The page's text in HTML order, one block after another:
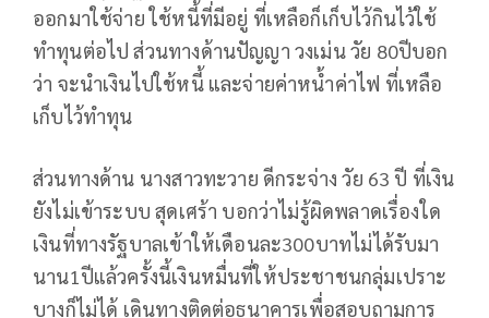
ออกมาใช้จ่าย ใช้หนี้ที่มีอยู่ ที่เหลือก็เก็บไว้กินไว้ใช้
ทำทุนต่อไป ส่วนทางด้านปัญญา วงเม่น วัย 80ปีบอก
ว่า จะนำเงินไปใช้หนี้ และจ่ายค่าหน้ำค่าไฟ ที่เหลือ
เก็บไว้ทำทุน
ส่วนทางด้าน นางสาวทะวาย ดีกระจ่าง วัย 63 ปี ที่เงิน
ยังไม่เข้าระบบ สุดเศร้า บอกว่าไม่รู้ผิดพลาดเรื่องใด
เงินที่ทางรัฐบาลเข้าให้เดือนละ300บาทไม่ได้รับมา
นาน1ปีแล้วครั้งนี้เงินหมื่นที่ให้ประชาชนกลุ่มเปราะ
บางก็ไม่ได้ เดินทางติดต่อธนาคารเพื่อสอบถามการ